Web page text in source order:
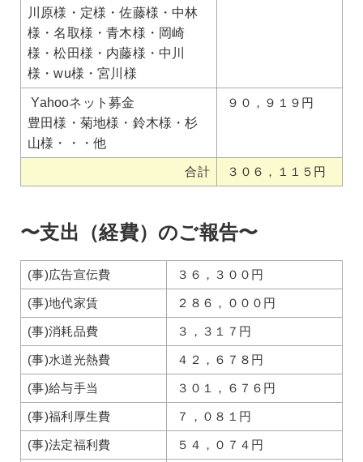
川原様・定様・佐藤様・中林
様・名取様・青木様・岡崎
様・松田様・内藤様・中川
様・wu様・宮川様
Yahooネット募金
豊田様・菊地様・鈴木様・杉
山様・・・他
９０，９１９円
合計 ３０６，１１５円
〜支出（経費）のご報告〜
(事)広告宣伝費 ３６，３００円
(事)地代家賃 ２８６，０００円
(事)消耗品費 ３，３１７円
(事)水道光熱費 ４２，６７８円
(事)給与手当 ３０１，６７６円
(事)福利厚生費 ７，０８１円
(事)法定福利費 ５４，０７４円